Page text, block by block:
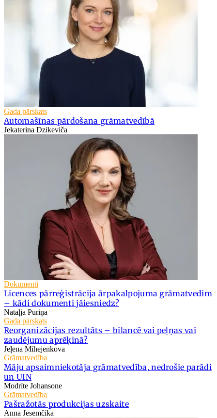
Gada pārskats
Automašīnas pārdošana grāmatvedībā
Jekaterina Dzikeviča
Dokumenti
Licences pārreģistrācija ārpakalpojuma grāmatvedim
– kādi dokumenti jāiesniedz?
Nataļja Puriņa
Gada pārskats
Reorganizācijas rezultāts – bilancē vai peļņas vai
zaudējumu aprēķinā?
Jeļena Mihejenkova
Grāmatvedība
Māju apsaimniekotāja grāmatvedība, nedrošie parādi
un UIN
Modrīte Johansone
Grāmatvedība
Pašražotās produkcijas uzskaite
Anna Jesemčika